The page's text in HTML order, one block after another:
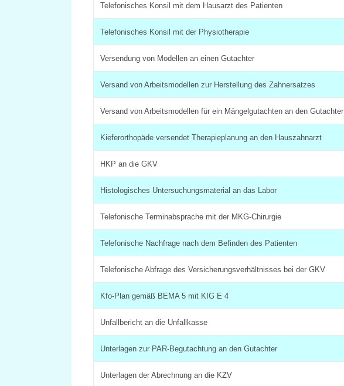
Telefonisches Konsil mit dem Hausarzt des Patienten
Telefonisches Konsil mit der Physiotherapie
Versendung von Modellen an einen Gutachter
Versand von Arbeitsmodellen zur Herstellung des Zahnersatzes
Versand von Arbeitsmodellen für ein Mängelgutachten an den Gutachter
Kieferorthopäde versendet Therapieplanung an den Hauszahnarzt
HKP an die GKV
Histologisches Untersuchungsmaterial an das Labor
Telefonische Terminabsprache mit der MKG-Chirurgie
Telefonische Nachfrage nach dem Befinden des Patienten
Telefonische Abfrage des Versicherungsverhältnisses bei der GKV
Kfo-Plan gemäß BEMA 5 mit KIG E 4
Unfallbericht an die Unfallkasse
Unterlagen zur PAR-Begutachtung an den Gutachter
Unterlagen der Abrechnung an die KZV